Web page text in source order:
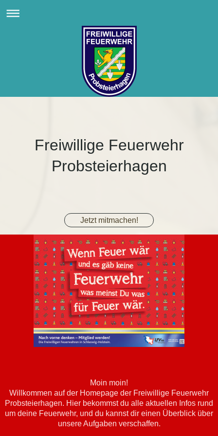
Freiwillige Feuerwehr
Probsteierhagen
Jetzt mitmachen!
Moin moin!
Willkommen auf der Homepage der Freiwillige Feuerwehr
Probsteierhagen. Hier bekommst du alle aktuellen Infos rund
um deine Feuerwehr, und du kannst dir einen Überblick über
unsere Aufgaben verschaffen.